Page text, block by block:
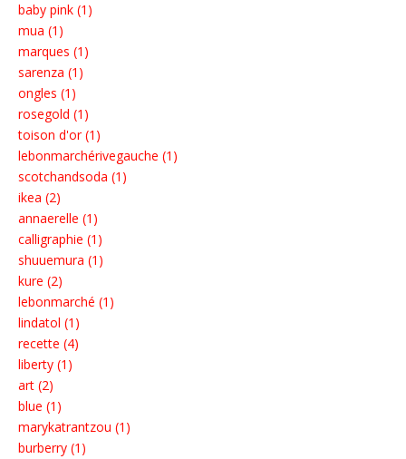
baby pink (1)
mua (1)
marques (1)
sarenza (1)
ongles (1)
rosegold (1)
toison d'or (1)
lebonmarchérivegauche (1)
scotchandsoda (1)
ikea (2)
annaerelle (1)
calligraphie (1)
shuuemura (1)
kure (2)
lebonmarché (1)
lindatol (1)
recette (4)
liberty (1)
art (2)
blue (1)
marykatrantzou (1)
burberry (1)